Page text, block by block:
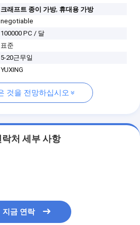
크래프트 종이 가방, 휴대용 가방
negotiable
100000 PC / 달
표준
5-20근무일
YUXING
것을 전망하십시오
락처 세부 사항
지금 연락